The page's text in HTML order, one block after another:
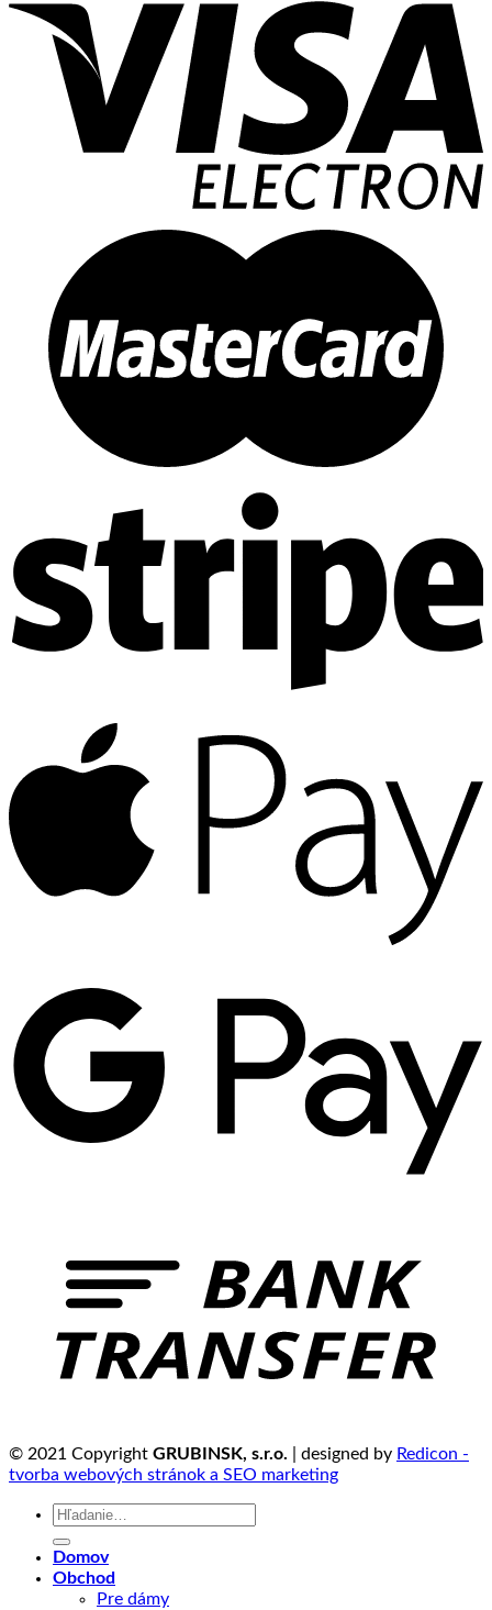
© 2021 Copyright GRUBINSK, s.r.o. | designed by Redicon -
tvorba webových stránok a SEO marketing
Hľadať:
Domov
Obchod
Pre dámy